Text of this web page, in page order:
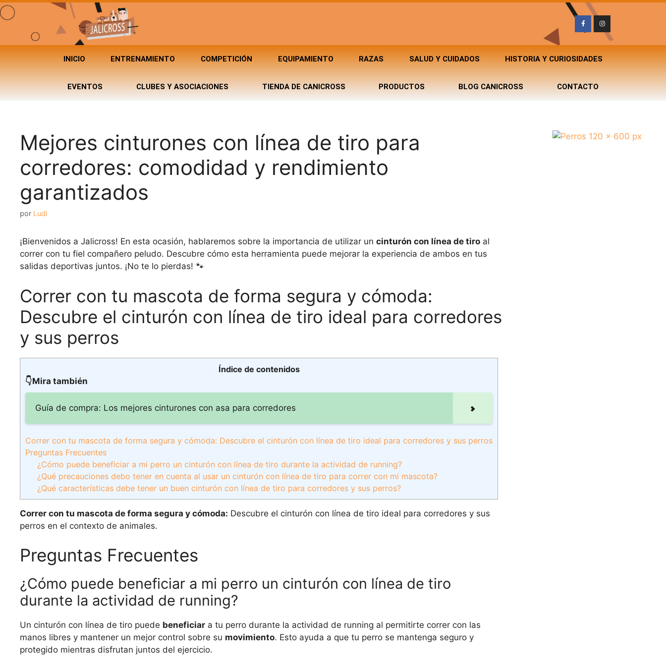
INICIO ENTRENAMIENTO COMPETICIÓN EQUIPAMIENTO RAZAS SALUD Y CUIDADOS HISTORIA Y CURIOSIDADES
EVENTOS CLUBES Y ASOCIACIONES TIENDA DE CANICROSS PRODUCTOS BLOG CANICROSS CONTACTO
Mejores cinturones con línea de tiro para
corredores: comodidad y rendimiento
garantizados
por Ludi
¡Bienvenidos a Jalicross! En esta ocasión, hablaremos sobre la importancia de utilizar un cinturón con línea de tiro al
correr con tu fiel compañero peludo. Descubre cómo esta herramienta puede mejorar la experiencia de ambos en tus
salidas deportivas juntos. ¡No te lo pierdas! 🐾
Correr con tu mascota de forma segura y cómoda:
Descubre el cinturón con línea de tiro ideal para corredores
y sus perros
Índice de contenidos
👇Mira también
Guía de compra: Los mejores cinturones con asa para corredores
Correr con tu mascota de forma segura y cómoda: Descubre el cinturón con línea de tiro ideal para corredores y sus perros
Preguntas Frecuentes
¿Cómo puede beneficiar a mi perro un cinturón con línea de tiro durante la actividad de running?
¿Qué precauciones debo tener en cuenta al usar un cinturón con línea de tiro para correr con mi mascota?
¿Qué características debe tener un buen cinturón con línea de tiro para corredores y sus perros?
Correr con tu mascota de forma segura y cómoda: Descubre el cinturón con línea de tiro ideal para corredores y sus
perros en el contexto de animales.
Preguntas Frecuentes
¿Cómo puede beneficiar a mi perro un cinturón con línea de tiro
durante la actividad de running?
Un cinturón con línea de tiro puede beneficiar a tu perro durante la actividad de running al permitirte correr con las
manos libres y mantener un mejor control sobre su movimiento. Esto ayuda a que tu perro se mantenga seguro y
protegido mientras disfrutan juntos del ejercicio.